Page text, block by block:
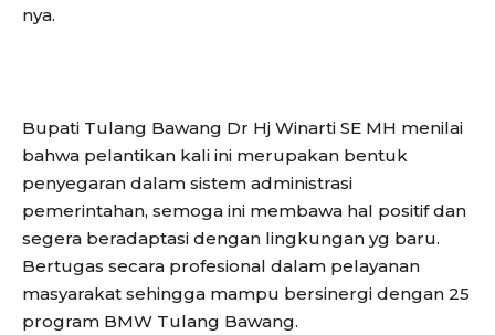
nya.
Bupati Tulang Bawang Dr Hj Winarti SE MH menilai
bahwa pelantikan kali ini merupakan bentuk
penyegaran dalam sistem administrasi
pemerintahan, semoga ini membawa hal positif dan
segera beradaptasi dengan lingkungan yg baru.
Bertugas secara profesional dalam pelayanan
masyarakat sehingga mampu bersinergi dengan 25
program BMW Tulang Bawang.